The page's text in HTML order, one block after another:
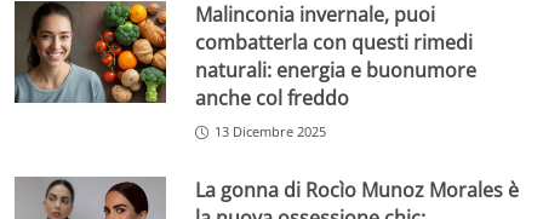
Malinconia invernale, puoi
combatterla con questi rimedi
naturali: energia e buonumore
anche col freddo
13 Dicembre 2025
La gonna di Rocìo Munoz Morales è